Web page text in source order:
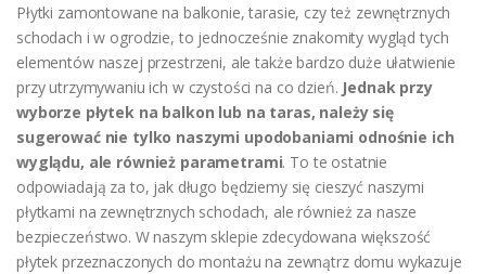
Płytki zamontowane na balkonie, tarasie, czy też zewnętrznych
schodach i w ogrodzie, to jednocześnie znakomity wygląd tych
elementów naszej przestrzeni, ale także bardzo duże ułatwienie
przy utrzymywaniu ich w czystości na co dzień. Jednak przy
wyborze płytek na balkon lub na taras, należy się
sugerować nie tylko naszymi upodobaniami odnośnie ich
wyglądu, ale również parametrami. To te ostatnie
odpowiadają za to, jak długo będziemy się cieszyć naszymi
płytkami na zewnętrznych schodach, ale również za nasze
bezpieczeństwo. W naszym sklepie zdecydowana większość
płytek przeznaczonych do montażu na zewnątrz domu wykazuje